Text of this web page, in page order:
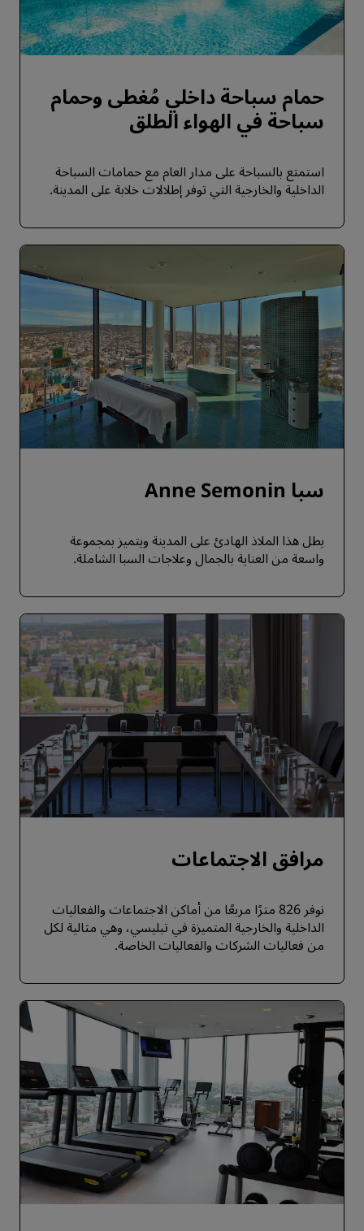
حمام سباحة داخلي مُغطى وحمام
سباحة في الهواء الطلق
استمتع بالسباحة على مدار العام مع حمامات السباحة
الداخلية والخارجية التي توفر إطلالات خلابة على المدينة.
سبا Anne Semonin
يطل هذا الملاذ الهادئ على المدينة ويتميز بمجموعة
واسعة من العناية بالجمال وعلاجات السبا الشاملة.
مرافق الاجتماعات
نوفر 826 مترًا مربعًا من أماكن الاجتماعات والفعاليات
الداخلية والخارجية المتميزة في تبليسي، وهي مثالية لكل
من فعاليات الشركات والفعاليات الخاصة.